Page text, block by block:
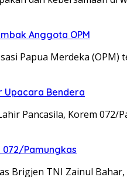
Anggota OPM
Papua Merdeka
Upacara Bendera
Pancasila, Korem
Pamungkas
Brigjen TNI Zainul